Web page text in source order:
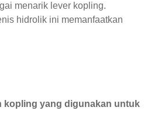
menarik lever kopling.
hidrolik ini memanfaatkan
kopling yang digunakan untuk